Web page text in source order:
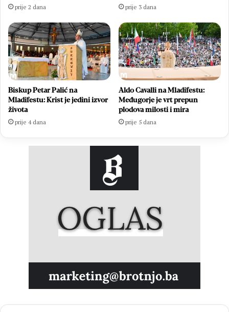
prije 2 dana
prije 3 dana
Biskup Petar Palić na
Mladifestu: Krist je jedini izvor
života
prije 4 dana
Aldo Cavalli na Mladifestu:
Međugorje je vrt prepun
plodova milosti i mira
prije 5 dana